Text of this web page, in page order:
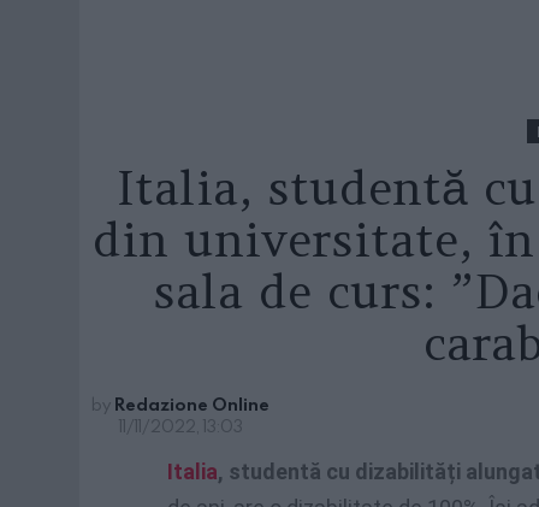
Italia, studentă
din universitate,
sala de curs:
by Redazione Online
11/11/2022, 13:03
Italia, studentă cu dizabilități